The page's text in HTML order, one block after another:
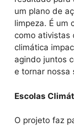
um plano de
limpeza. É um
como ativistas
climática
agindo juntos
e tornar nossa
Escolas
O projeto faz